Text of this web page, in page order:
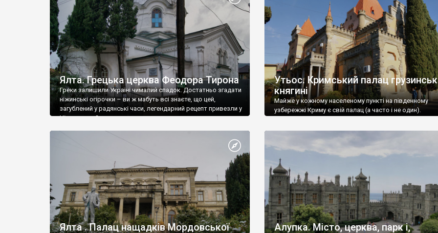
Херсонесу Таврійського названо місто […]
Ялта. Грецька церква Феодора Тирона
Греки залишили Україні чималий спадок. Достатньо згадати
ніжинські огірочки – ви ж мабуть всі знаєте, що цей,
загублений у радянські часи, легендарний рецепт привезли у
Ніжин греки?
Утьос. Кримський палац
княгині
Майже у кожному населеному пункті на південному
узбережжі Криму є свій палац (а часто і не один).
Ялта . Палац нащадків Мордовської
Алупка. Місто, церква, парк і,